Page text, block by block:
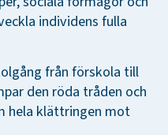
individens fulla
från förskola till
den röda tråden och
hela klättringen mot